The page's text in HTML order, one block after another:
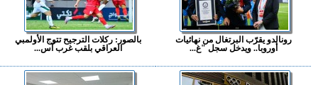
رونالدو يقرّب البرتغال من نهائيات
أوروبا.. ويدخل سجل "غ...
بالصور: ركلات الترجيح تتوج الأولمبي
العراقي بلقب غرب آس...